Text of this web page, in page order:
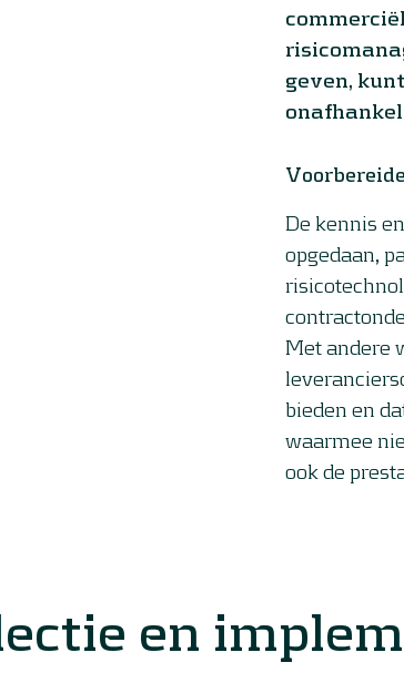
geven,
De kennis
opgedaan,
Met andere
bieden en
waarmee
ook de
en